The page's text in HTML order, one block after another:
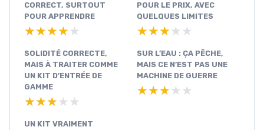
CORRECT, SURTOUT
POUR APPRENDRE
★★★★★
★★★★★
POUR LE PRIX, AVEC
QUELQUES LIMITES
★★★★★
★★★★★
SOLIDITÉ CORRECTE,
MAIS À TRAITER COMME
UN KIT D’ENTRÉE DE
GAMME
★★★★★
★★★★★
SUR L’EAU : ÇA PÊCHE,
MAIS CE N’EST PAS UNE
MACHINE DE GUERRE
★★★★★
★★★★★
UN KIT VRAIMENT